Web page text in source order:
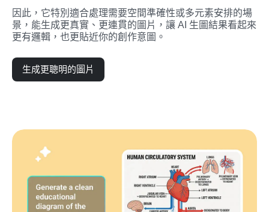
因此，它特別適合處理需要空間準確性或多元素安排的場
景，能生成更真實、更連貫的圖片，讓 AI 生圖結果看起來
更有邏輯，也更貼近你的創作意圖。
生成更聰明的圖片